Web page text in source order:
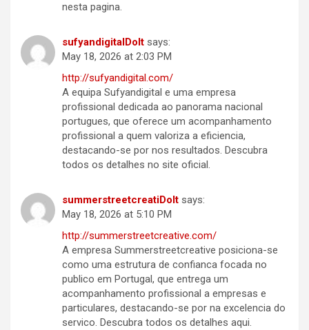
nesta pagina.
sufyandigitalDoIt says:
May 18, 2026 at 2:03 PM
http://sufyandigital.com/
A equipa Sufyandigital e uma empresa
profissional dedicada ao panorama nacional
portugues, que oferece um acompanhamento
profissional a quem valoriza a eficiencia,
destacando-se por nos resultados. Descubra
todos os detalhes no site oficial.
summerstreetcreatiDoIt says:
May 18, 2026 at 5:10 PM
http://summerstreetcreative.com/
A empresa Summerstreetcreative posiciona-se
como uma estrutura de confianca focada no
publico em Portugal, que entrega um
acompanhamento profissional a empresas e
particulares, destacando-se por na excelencia do
servico. Descubra todos os detalhes aqui.